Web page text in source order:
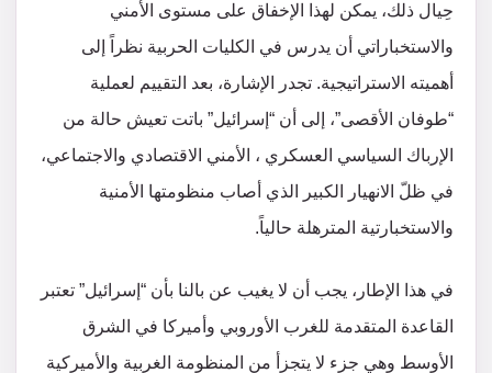
حِيال ذلك، يمكن لهذا الإخفاق على مستوى الأمني
والاستخباراتي أن يدرس في الكليات الحربية نظراً إلى
أهميته الاستراتيجية. تجدر الإشارة، بعد التقييم لعملية
“طوفان الأقصى”، إلى أن “إسرائيل” باتت تعيش حالة من
الإرباك السياسي العسكري ، الأمني الاقتصادي والاجتماعي،
في ظلّ الانهيار الكبير الذي أصاب منظومتها الأمنية
والاستخبارتية المترهلة حالياً.
في هذا الإطار، يجب أن لا يغيب عن بالنا بأن “إسرائيل” تعتبر
القاعدة المتقدمة للغرب الأوروبي وأميركا في الشرق
الأوسط وهي جزء لا يتجزأ من المنظومة الغربية والأميركية